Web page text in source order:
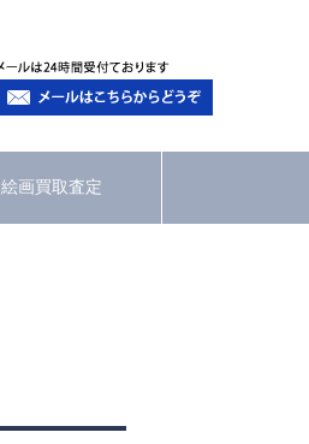
絵画買取査定